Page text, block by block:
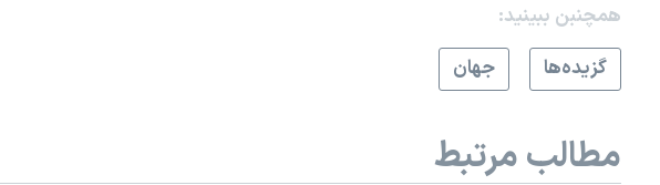
همچنبن ببینید:
گزيده‌ها
جهان
مطالب مرتبط